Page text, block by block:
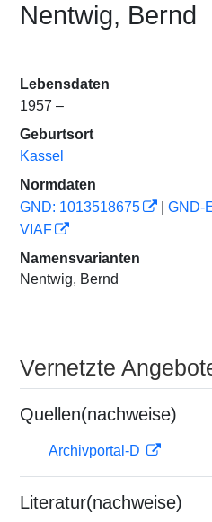
Nentwig, Bernd
Lebensdaten
1957 –
Geburtsort
Kassel
Normdaten
GND: 1013518675
GND-
VIAF
Namensvarianten
Nentwig, Bernd
Vernetzte
Quellen(nachweise)
Archivportal-D
Literatur(nachweise)